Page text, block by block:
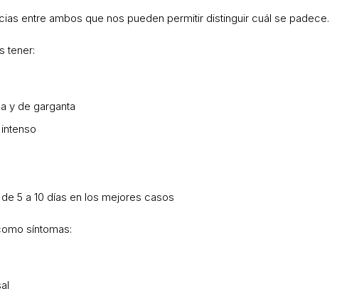
entre ambos que nos pueden permitir distinguir cuál se padece.
tener:
y de garganta
5 a 10 días en los mejores casos
síntomas: